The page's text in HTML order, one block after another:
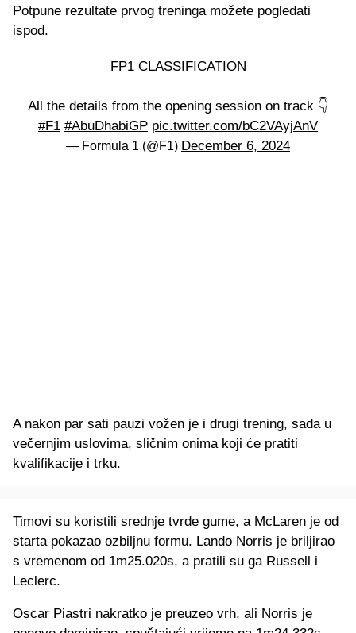
Potpune rezultate prvog treninga možete pogledati
ispod.
FP1 CLASSIFICATION
All the details from the opening session on track 👇
#F1 #AbuDhabiGP pic.twitter.com/bC2VAyjAnV
— Formula 1 (@F1) December 6, 2024
A nakon par sati pauzi vožen je i drugi trening, sada u
večernjim uslovima, sličnim onima koji će pratiti
kvalifikacije i trku.
Timovi su koristili srednje tvrde gume, a McLaren je od
starta pokazao ozbiljnu formu. Lando Norris je briljirao
s vremenom od 1m25.020s, a pratili su ga Russell i
Leclerc.
Oscar Piastri nakratko je preuzeo vrh, ali Norris je